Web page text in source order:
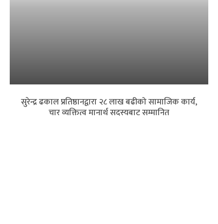
सुरेन्द्र ढकाल प्रतिष्ठानद्वारा २८ लाख बढीको सामाजिक कार्य,
चार व्यक्तित्व मानार्थ सदस्यबाट सम्मानित